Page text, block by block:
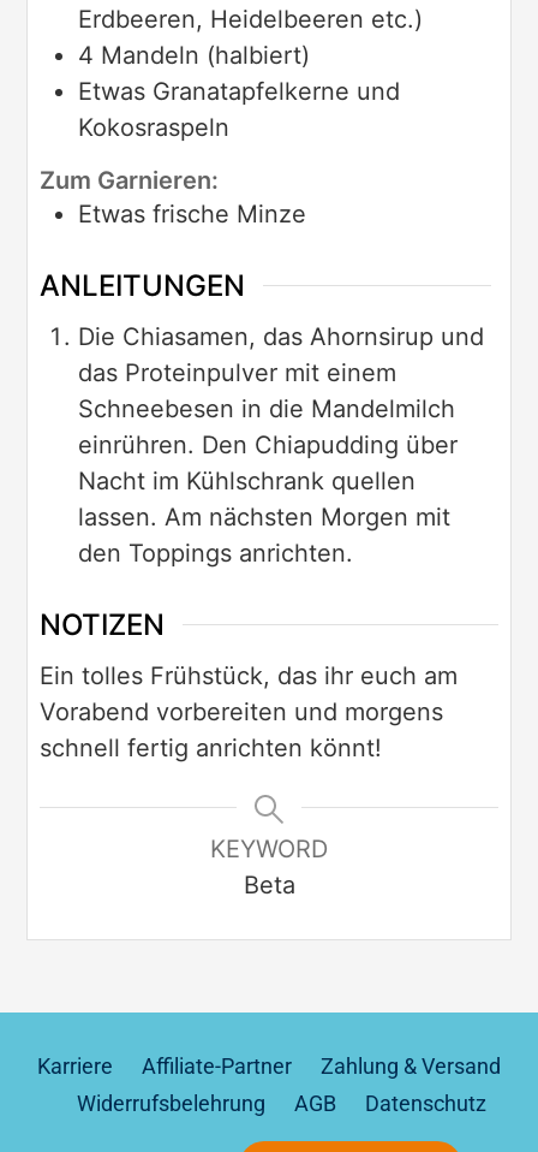
Erdbeeren, Heidelbeeren etc.)
4 Mandeln (halbiert)
Etwas Granatapfelkerne und
Kokosraspeln
Zum Garnieren:
Etwas frische Minze
ANLEITUNGEN
Die Chiasamen, das Ahornsirup und
das Proteinpulver mit einem
Schneebesen in die Mandelmilch
einrühren. Den Chiapudding über
Nacht im Kühlschrank quellen
lassen. Am nächsten Morgen mit
den Toppings anrichten.
NOTIZEN
Ein tolles Frühstück, das ihr euch am
Vorabend vorbereiten und morgens
schnell fertig anrichten könnt!
KEYWORD
Beta
Karriere Affiliate-Partner
Zahlung & Versand
Widerrufsbelehrung
AGB Datenschutz